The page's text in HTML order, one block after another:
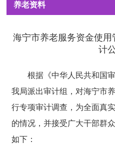
养老资料
海宁市养老服务资金使
计
根据《中华人民共和国
我局派出审计组，对海宁市
行专项审计调查，为全面真
的情况，并接受广大干部群
如下：